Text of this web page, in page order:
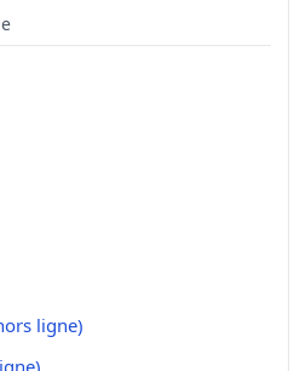
ligne)